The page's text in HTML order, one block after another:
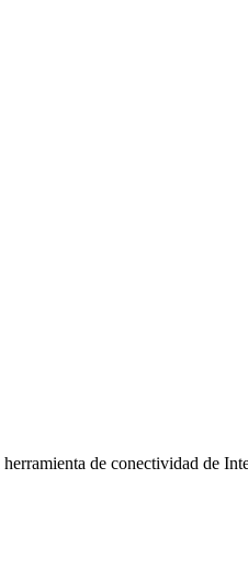
de conectividad de